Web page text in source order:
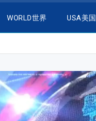
WORLD世界 USA美国